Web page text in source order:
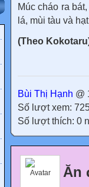
Múccháo ra
lá, mùi tàu và
(Theo
Bùi Thị Hạnh @
Số lượt xem:
Số lượt thích: 0
Ăn